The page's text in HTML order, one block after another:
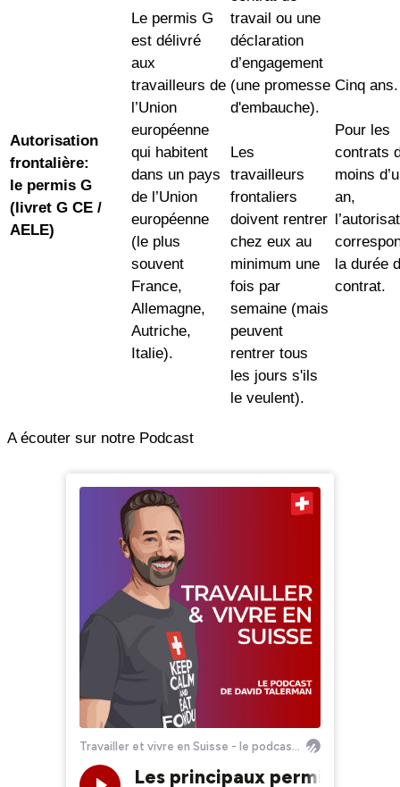
Autorisation
frontalière:
le permis G
(livret G CE /
AELE)
Le permis G
est délivré
aux
travailleurs de
l’Union
européenne
qui habitent
dans un pays
de l’Union
européenne
(le plus
souvent
France,
Allemagne,
Autriche,
Italie).
travail ou une
déclaration
d’engagement
(une promesse
d'embauche).
Les
travailleurs
frontaliers
doivent rentrer
chez eux au
minimum une
fois par
semaine (mais
peuvent
rentrer tous
les jours s'ils
le veulent).
Cinq ans.
Pour les
contrats
moins
an,
la durée
contrat.
A écouter sur notre Podcast